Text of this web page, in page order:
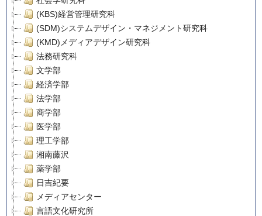
(KBS)経営管理研究科
(SDM)システムデザイン・マネジメント研究科
(KMD)メディアデザイン研究科
法務研究科
文学部
経済学部
法学部
商学部
医学部
理工学部
湘南藤沢
薬学部
日吉紀要
メディアセンター
言語文化研究所